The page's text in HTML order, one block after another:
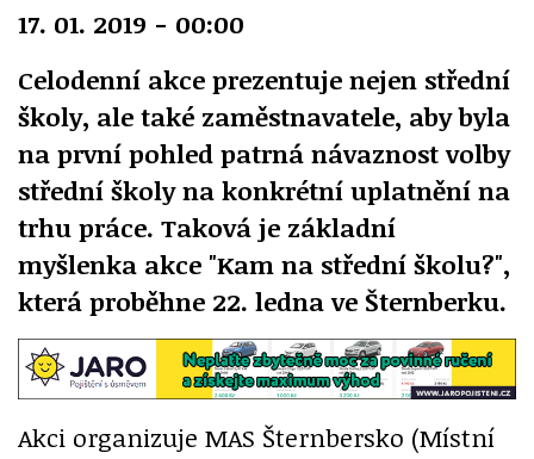
17. 01. 2019 - 00:00
Celodenní akce prezentuje nejen střední
školy, ale také zaměstnavatele, aby byla
na první pohled patrná návaznost volby
střední školy na konkrétní uplatnění na
trhu práce. Taková je základní
myšlenka akce "Kam na střední školu?",
která proběhne 22. ledna ve Šternberku.
Akci organizuje MAS Šternbersko (Místní